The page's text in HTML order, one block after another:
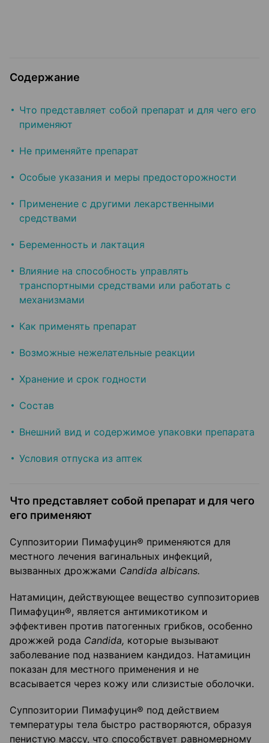
Содержание
Что представляет собой препарат и для чего его
применяют
Не применяйте препарат
Особые указания и меры предосторожности
Применение с другими лекарственными
средствами
Беременность и лактация
Влияние на способность управлять
транспортными средствами или работать с
механизмами
Как применять препарат
Возможные нежелательные реакции
Хранение и срок годности
Состав
Внешний вид и содержимое упаковки препарата
Условия отпуска из аптек
Что представляет собой препарат и для чего
его применяют
Суппозитории Пимафуцин® применяются для
местного лечения вагинальных инфекций,
вызванных дрожжами Candida albicans.
Натамицин, действующее вещество суппозиториев
Пимафуцин®, является антимикотиком и
эффективен против патогенных грибков, особенно
дрожжей рода Candida, которые вызывают
заболевание под названием кандидоз. Натамицин
показан для местного применения и не
всасывается через кожу или слизистые оболочки.
Суппозитории Пимафуцин® под действием
температуры тела быстро растворяются, образуя
пенистую массу, что способствует равномерному